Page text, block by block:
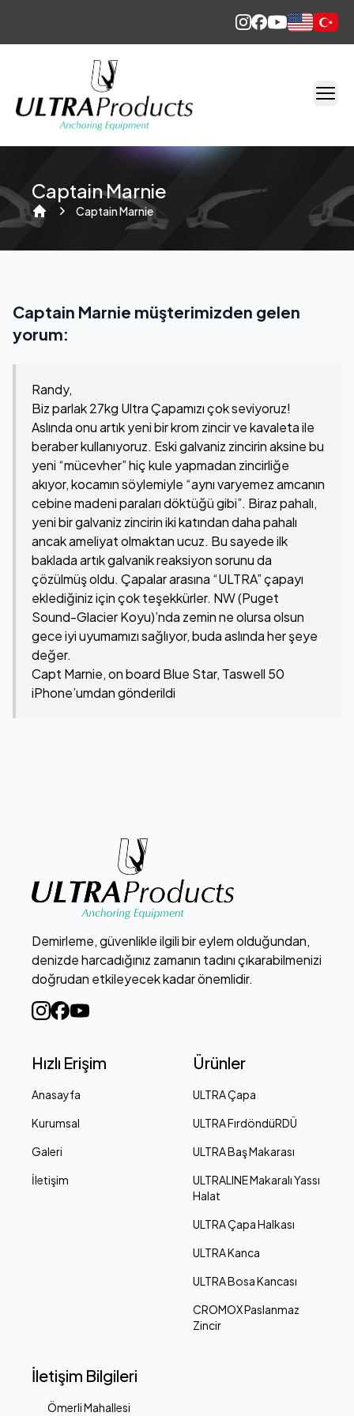
EnglishTürkçe
Captain Marnie
Home
Captain Marnie
Captain Marnie müşterimizden gelen
yorum:
Randy,
Biz parlak 27kg Ultra Çapamızı çok seviyoruz!
Aslında onu artık yeni bir krom zincir ve kavaleta ile
beraber kullanıyoruz. Eski galvaniz zincirin aksine bu
yeni “mücevher” hiç kule yapmadan zincirliğe
akıyor, kocamın söylemiyle “aynı varyemez amcanın
cebine madeni paraları döktüğü gibi”. Biraz pahalı,
yeni bir galvaniz zincirin iki katından daha pahalı
ancak ameliyat olmaktan ucuz. Bu sayede ilk
baklada artık galvanik reaksiyon sorunu da
çözülmüş oldu. Çapalar arasına “ULTRA” çapayı
eklediğiniz için çok teşekkürler. NW (Puget
Sound-Glacier Koyu)’nda zemin ne olursa olsun
gece iyi uyumamızı sağlıyor, buda aslında her şeye
değer.
Capt Marnie, on board Blue Star, Taswell 50
iPhone’umdan gönderildi
Demirleme, güvenlikle ilgili bir eylem olduğundan,
denizde harcadığınız zamanın tadını çıkarabilmenizi
doğrudan etkileyecek kadar önemlidir.
Hızlı Erişim
Anasayfa
Kurumsal
Galeri
İletişim
Ürünler
ULTRA Çapa
ULTRA FırdöndüRDÜ
ULTRA Baş Makarası
ULTRALINE Makaralı Yassı
Halat
ULTRA Çapa Halkası
ULTRA Kanca
ULTRA Bosa Kancası
CROMOX Paslanmaz
Zincir
İletişim Bilgileri
Ömerli Mahallesi